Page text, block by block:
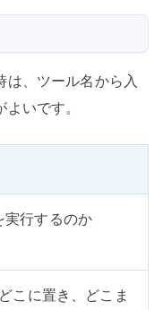
は、ツール名から入
いです。
実行するのか
こに置き、どこま